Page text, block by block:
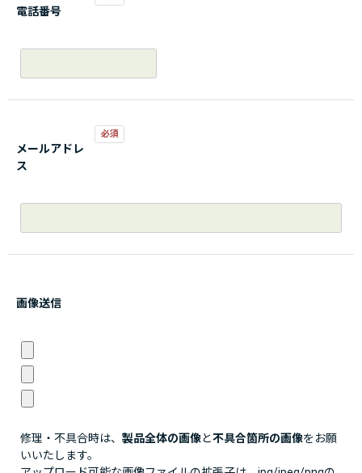
電話番号
メールアドレ
ス
画像送信
修理・不具合時は、 製品全体の画像と不具合箇所の画像をお願
いいたします。